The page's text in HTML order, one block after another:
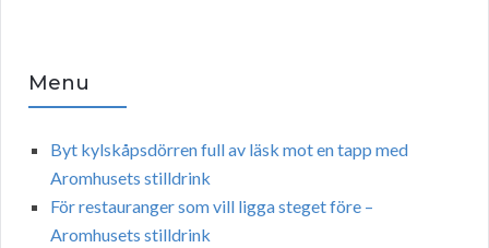
Menu
Byt kylskåpsdörren full av läsk mot en tapp med
Aromhusets stilldrink
För restauranger som vill ligga steget före –
Aromhusets stilldrink